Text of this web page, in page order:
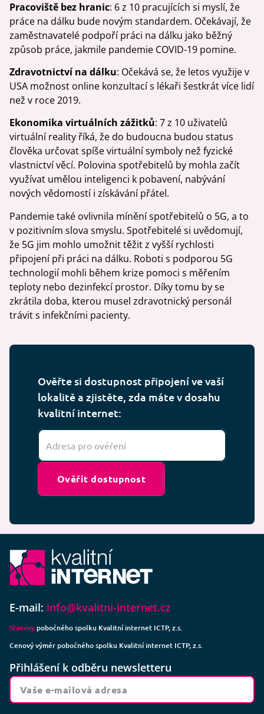
Pracoviště bez hranic: 6 z 10 pracujících si myslí, že
práce na dálku bude novým standardem. Očekávají, že
zaměstnavatelé podpoří práci na dálku jako běžný
způsob práce, jakmile pandemie COVID-19 pomine.
Zdravotnictví na dálku: Očekává se, že letos využije v
USA možnost online konzultací s lékaři šestkrát více lidí
než v roce 2019.
Ekonomika virtuálních zážitků: 7 z 10 uživatelů
virtuální reality říká, že do budoucna budou status
člověka určovat spíše virtuální symboly než fyzické
vlastnictví věcí. Polovina spotřebitelů by mohla začít
využívat umělou inteligenci k pobavení, nabývání
nových vědomostí i získávání přátel.
Pandemie také ovlivnila mínění spotřebitelů o 5G, a to
v pozitivním slova smyslu. Spotřebitelé si uvědomují,
že 5G jim mohlo umožnit těžit z vyšší rychlosti
připojení při práci na dálku. Roboti s podporou 5G
technologií mohli během krize pomoci s měřením
teploty nebo dezinfekcí prostor. Díky tomu by se
zkrátila doba, kterou musel zdravotnický personál
trávit s infekčními pacienty.
Ověřte si dostupnost připojení ve vaší
lokalitě a zjistěte, zda máte v dosahu
kvalitní internet:
Ověřit dostupnost
E-mail: info@kvalitni-internet.cz
Stanovy pobočného spolku Kvalitní internet ICTP, z.s.
Cenový výměr pobočného spolku Kvalitní internet ICTP, z.s.
Přihlášení k odběru newsletteru